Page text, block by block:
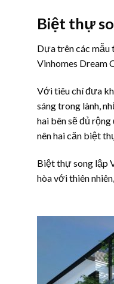
Biệt thự
Dựa trên các mẫu
Vinhomes Dream
Với tiêu chí đưa
sáng trong lành,
hai bên sẽ đủ
nên hai căn biệt
Biệt thự song lập
hòa với thiên